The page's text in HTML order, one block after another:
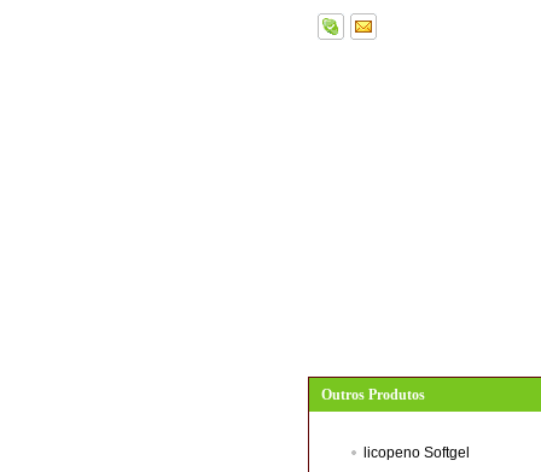
Outros Produtos
licopeno Softgel